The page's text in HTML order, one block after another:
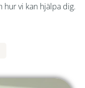
hur vi kan hjälpa dig.